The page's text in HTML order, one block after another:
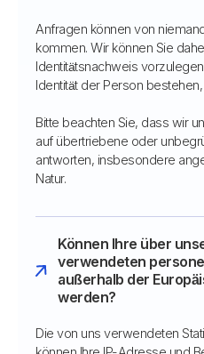
Anfragen können von
kommen. Wir können Sie
Identitätsnachweis
Identität der Person
Bitte beachten Sie, dass wir
auf übertriebene oder
antworten, insbesondere
Natur.
Können Ihre über
verwendeten
außerhalb der
werden?
Die von uns verwendeten